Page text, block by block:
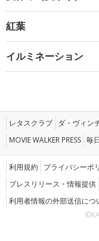
紅葉
イルミネーション
レタスクラブ ダ・ヴィン
MOVIE WALKER PRESS 毎
利用規約 プライバシーポ
プレスリリース・情報提供
利用者情報の外部送信につ